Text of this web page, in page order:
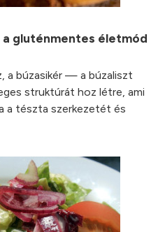
gluténmentes életmód
a búzasikér — a búzaliszt
struktúrát hoz létre, ami
a tészta szerkezetét és